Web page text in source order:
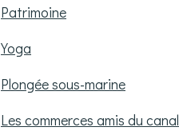
Patrimoine
Yoga
Plongée sous-marine
Les commerces amis du canal